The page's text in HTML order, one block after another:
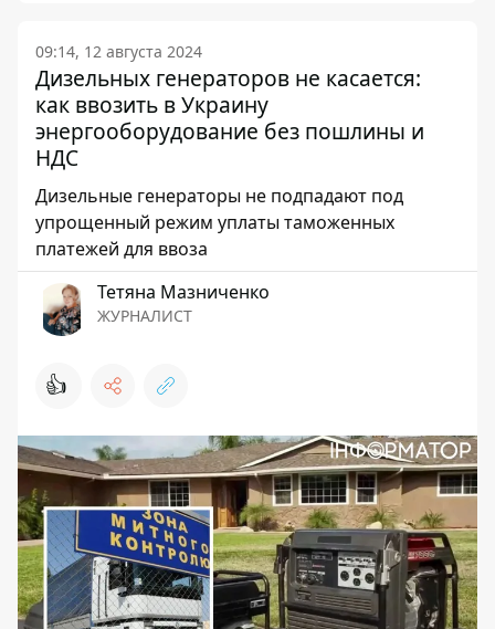
09:14, 12 августа 2024
Дизельных генераторов не касается:
как ввозить в Украину
энергооборудование без пошлины и
НДС
Дизельные генераторы не подпадают под
упрощенный режим уплаты таможенных
платежей для ввоза
Тетяна Мазниченко
ЖУРНАЛИСТ
👍